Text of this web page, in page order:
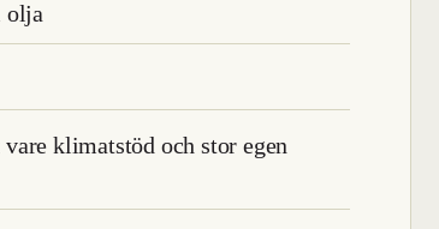
olja
klimatstöd och stor egen